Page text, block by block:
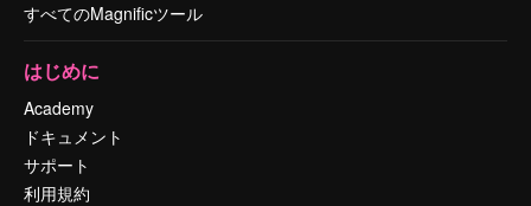
すべてのMagnificツール
はじめに
Academy
ドキュメント
サポート
利用規約